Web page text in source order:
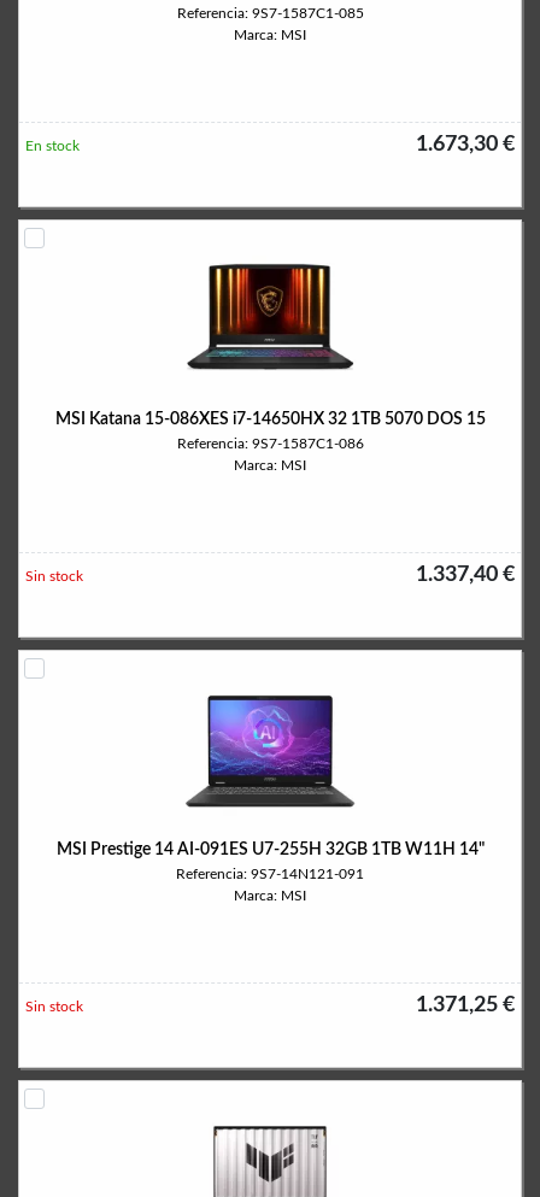
Referencia: 9S7-1587C1-085
Marca: MSI
1.673,30 €
En stock
MSI Katana 15-086XES i7-14650HX 32 1TB 5070 DOS 15
Referencia: 9S7-1587C1-086
Marca: MSI
1.337,40 €
Sin stock
MSI Prestige 14 AI-091ES U7-255H 32GB 1TB W11H 14"
Referencia: 9S7-14N121-091
Marca: MSI
1.371,25 €
Sin stock